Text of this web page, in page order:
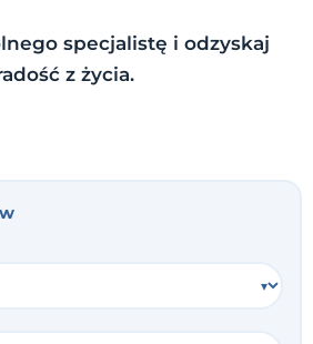
specjalistę i odzyskaj
z życia.